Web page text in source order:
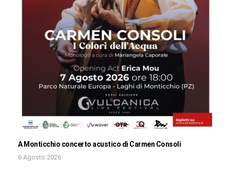
A Monticchio concerto acustico di Carmen Consoli
6 Agosto 2026